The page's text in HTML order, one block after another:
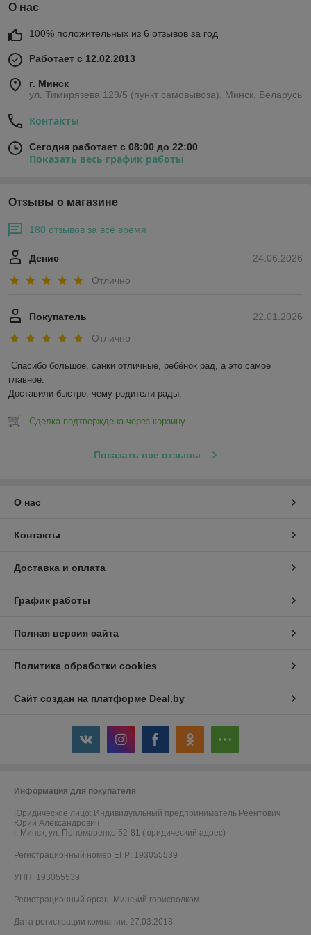
О нас
100% положительных из 6 отзывов за год
Работает с 12.02.2013
г. Минск
ул. Тимирязева 129/5 (пункт самовывоза), Минск, Беларусь
Контакты
Сегодня работает с 08:00 до 22:00
Показать весь график работы
Отзывы о магазине
180 отзывов за всё время
24.06.2026
Денис
Отлично
22.01.2026
Покупатель
Отлично
Спасибо большое, санки отличные, ребёнок рад, а это самое
главное.
Доставили быстро, чему родители рады.
Сделка подтверждена через корзину
Показать все отзывы
О нас
Контакты
Доставка и оплата
График работы
Полная версия сайта
Политика обработки cookies
Сайт создан на платформе Deal.by
Информация для покупателя
Юридическое лицо: Индивидуальный предприниматель Реентович
Юрий Александрович
г. Минск, ул. Пономаренко 52-81 (юридический адрес)
Регистрационный номер ЕГР: 193055539
УНП: 193055539
Регистрационный орган: Минский горисполком
Дата регистрации компании: 27.03.2018